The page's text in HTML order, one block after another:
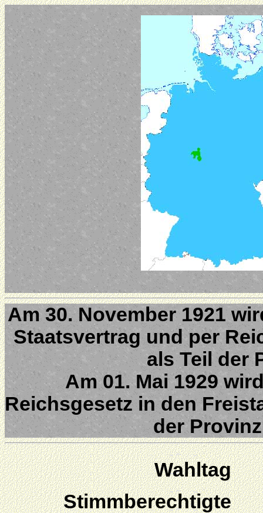
Am 30. November 1921
Staatsvertrag und per
als Teil der
Am 01. Mai 1929
Reichsgesetz in den
der
Wahltag
Stimmberechtigte